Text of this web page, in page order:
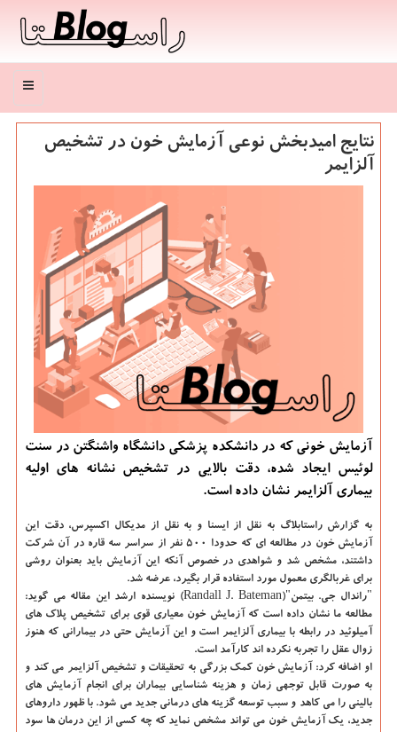
منو
نتایج امیدبخش نوعی آزمایش خون در تشخیص
آلزایمر
آزمایش خونی که در دانشکده پزشکی دانشگاه واشنگتن در سنت
لوئیس ایجاد شده، دقت بالایی در تشخیص نشانه های اولیه
بیماری آلزایمر نشان داده است.
به گزارش راستابلاگ به نقل از ایسنا و به نقل از مدیکال اکسپرس،دقت این
آزمایش خون در مطالعه ای که حدودا ۵۰۰ نفر از سراسر سه قاره در آن شرکت
داشتند، مشخص شد و شواهدی در خصوص آنکه این آزمایش باید بعنوان روشی
برای غربالگری معمول مورد استفاده قرار بگیرد، عرضه شد.
"راندال جی. بیتمن"(Randall J. Bateman) نویسنده ارشد این مقاله می گوید:
مطالعه ما نشان داده است که آزمایش خون معیاری قوی برای تشخیص پلاک های
آمیلوئید در رابطه با بیماری آلزایمر است و این آزمایش حتی در بیمارانی که هنوز
زوال عقل را تجربه نکرده اند کارآمد است.
او اضافه کرد: آزمایش خون کمک بزرگی به تحقیقات و تشخیص آلزایمر می کند و
به صورت قابل توجهی زمان و هزینه شناسایی بیماران برای انجام آزمایش های
بالینی را می کاهد و سبب توسعه گزینه های درمانی جدید می شود. با ظهور داروهای
جدید، یک آزمایش خون می تواند مشخص نماید که چه کسی از این درمان ها سود